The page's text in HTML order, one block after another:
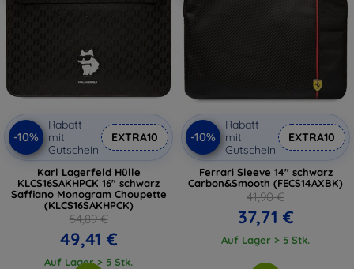
-10%
Rabatt
mit
Gutschein
EXTRA10
Karl Lagerfeld Hülle
KLCS16SAKHPCK 16" schwarz
Saffiano Monogram Choupette
(KLCS16SAKHPCK)
54,89 €
49,41 €
Auf Lager > 5 Stk.
-10%
Rabatt
mit
Gutschein
EXTRA10
Ferrari Sleeve 14" schwarz
Carbon&Smooth (FECS14AXBK)
41,90 €
37,71 €
Auf Lager > 5 Stk.